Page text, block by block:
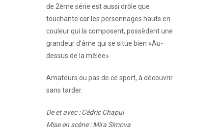
de 2ème série est aussi drôle que
touchante car les personnages hauts en
couleur qui la composent, possèdent une
grandeur d’âme qui se situe bien «Au-
dessus de la mêlée».
Amateurs ou pas de ce sport, à découvrir
sans tarder.
De et avec : Cédric Chapui
Mise en scène : Mira Simova